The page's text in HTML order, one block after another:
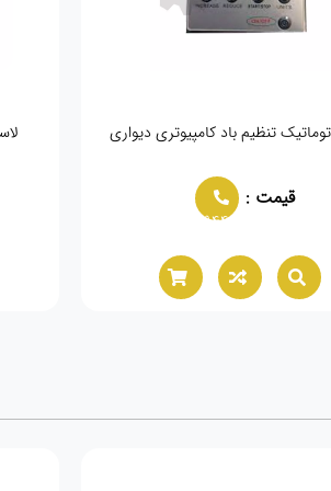
آپارات تیوپ فلکه ای تایمردار AS1115
قیمت :
02166021944